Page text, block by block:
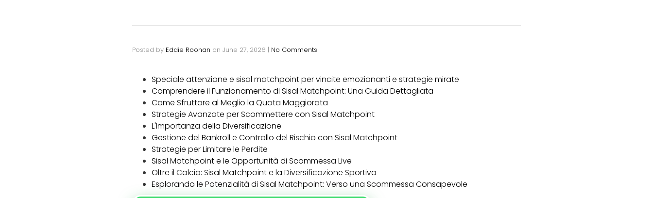
Posted by Eddie Roohan on June 27, 2026 | No Comments
Speciale attenzione e sisal matchpoint per vincite emozionanti e strategie mirate
Comprendere il Funzionamento di Sisal Matchpoint: Una Guida Dettagliata
Come Sfruttare al Meglio la Quota Maggiorata
Strategie Avanzate per Scommettere con Sisal Matchpoint
L'Importanza della Diversificazione
Gestione del Bankroll e Controllo del Rischio con Sisal Matchpoint
Strategie per Limitare le Perdite
Sisal Matchpoint e le Opportunità di Scommessa Live
Oltre il Calcio: Sisal Matchpoint e la Diversificazione Sportiva
Esplorando le Potenzialità di Sisal Matchpoint: Verso una Scommessa Consapevole